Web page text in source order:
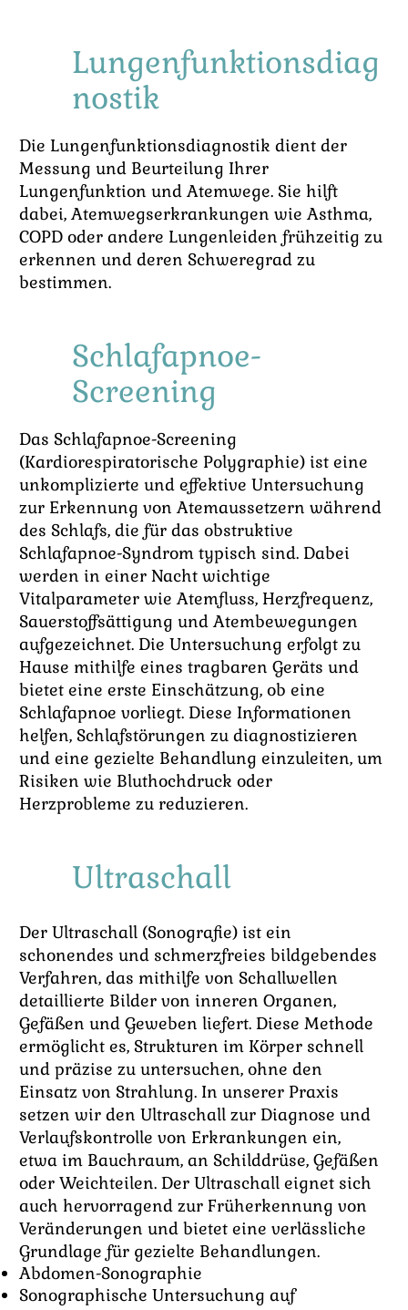
Lungenfunktionsdiag
nostik
Die Lungenfunktionsdiagnostik dient der
Messung und Beurteilung Ihrer
Lungenfunktion und Atemwege. Sie hilft
dabei, Atemwegserkrankungen wie Asthma,
COPD oder andere Lungenleiden frühzeitig zu
erkennen und deren Schweregrad zu
bestimmen.
Schlafapnoe-
Screening
Das Schlafapnoe-Screening
(Kardiorespiratorische Polygraphie) ist eine
unkomplizierte und effektive Untersuchung
zur Erkennung von Atemaussetzern während
des Schlafs, die für das obstruktive
Schlafapnoe-Syndrom typisch sind. Dabei
werden in einer Nacht wichtige
Vitalparameter wie Atemfluss, Herzfrequenz,
Sauerstoffsättigung und Atembewegungen
aufgezeichnet. Die Untersuchung erfolgt zu
Hause mithilfe eines tragbaren Geräts und
bietet eine erste Einschätzung, ob eine
Schlafapnoe vorliegt. Diese Informationen
helfen, Schlafstörungen zu diagnostizieren
und eine gezielte Behandlung einzuleiten, um
Risiken wie Bluthochdruck oder
Herzprobleme zu reduzieren.
Ultraschall
Der Ultraschall (Sonografie) ist ein
schonendes und schmerzfreies bildgebendes
Verfahren, das mithilfe von Schallwellen
detaillierte Bilder von inneren Organen,
Gefäßen und Geweben liefert. Diese Methode
ermöglicht es, Strukturen im Körper schnell
und präzise zu untersuchen, ohne den
Einsatz von Strahlung. In unserer Praxis
setzen wir den Ultraschall zur Diagnose und
Verlaufskontrolle von Erkrankungen ein,
etwa im Bauchraum, an Schilddrüse, Gefäßen
oder Weichteilen. Der Ultraschall eignet sich
auch hervorragend zur Früherkennung von
Veränderungen und bietet eine verlässliche
Grundlage für gezielte Behandlungen.
Abdomen-Sonographie
Sonographische Untersuchung auf